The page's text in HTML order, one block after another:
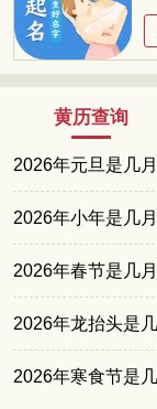
黄历查询
2026年元旦是几
2026年小年是几
2026年春节是几
2026年龙抬头是
2026年寒食节是